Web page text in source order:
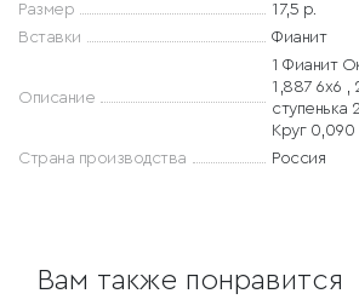
Размер
17,5 р.
Вставки
Фианит
Описание
1 Фианит
1,887 6х6 ,
ступенька
Круг 0,090
Страна производства
Россия
Вам также понравится